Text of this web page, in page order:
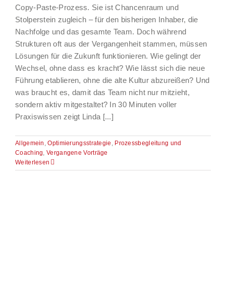
Copy-Paste-Prozess. Sie ist Chancenraum und
Stolperstein zugleich – für den bisherigen Inhaber, die
Nachfolge und das gesamte Team. Doch während
Strukturen oft aus der Vergangenheit stammen, müssen
Lösungen für die Zukunft funktionieren. Wie gelingt der
Wechsel, ohne dass es kracht? Wie lässt sich die neue
Führung etablieren, ohne die alte Kultur abzureißen? Und
was braucht es, damit das Team nicht nur mitzieht,
sondern aktiv mitgestaltet? In 30 Minuten voller
Praxiswissen zeigt Linda [...]
Allgemein ,Optimierungsstrategie , Prozessbegleitung und
Coaching,Vergangene Vorträge
Weiterlesen